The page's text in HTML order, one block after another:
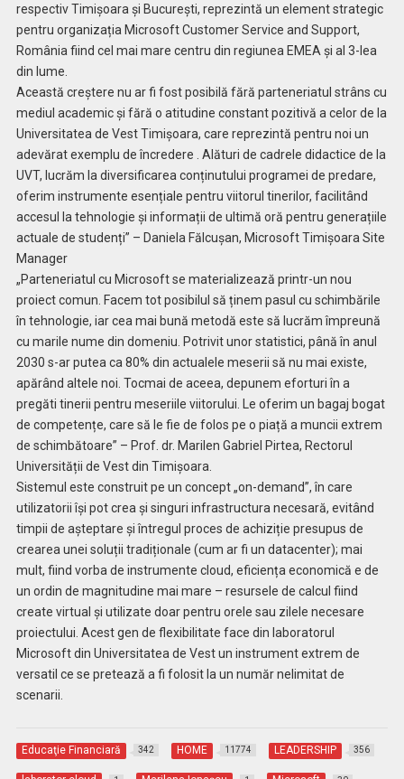
respectiv Timișoara și București, reprezintă un element strategic
pentru organizația Microsoft Customer Service and Support,
România fiind cel mai mare centru din regiunea EMEA și al 3-lea
din lume.
Această creștere nu ar fi fost posibilă fără parteneriatul strâns cu
mediul academic și fără o atitudine constant pozitivă a celor de la
Universitatea de Vest Timișoara, care reprezintă pentru noi un
adevărat exemplu de încredere . Alături de cadrele didactice de la
UVT, lucrăm la diversificarea conținutului programei de predare,
oferim instrumente esențiale pentru viitorul tinerilor, facilitând
accesul la tehnologie și informații de ultimă oră pentru generațiile
actuale de studenți” – Daniela Fălcușan, Microsoft Timișoara Site
Manager
„Parteneriatul cu Microsoft se materializează printr-un nou
proiect comun. Facem tot posibilul să ținem pasul cu schimbările
în tehnologie, iar cea mai bună metodă este să lucrăm împreună
cu marile nume din domeniu. Potrivit unor statistici, până în anul
2030 s-ar putea ca 80% din actualele meserii să nu mai existe,
apărând altele noi. Tocmai de aceea, depunem eforturi în a
pregăti tinerii pentru meseriile viitorului. Le oferim un bagaj bogat
de competențe, care să le fie de folos pe o piață a muncii extrem
de schimbătoare” – Prof. dr. Marilen Gabriel Pirtea, Rectorul
Universității de Vest din Timișoara.
Sistemul este construit pe un concept „on-demand”, în care
utilizatorii își pot crea și singuri infrastructura necesară, evitând
timpii de așteptare și întregul proces de achiziție presupus de
crearea unei soluții tradiționale (cum ar fi un datacenter); mai
mult, fiind vorba de instrumente cloud, eficiența economică e de
un ordin de magnitudine mai mare – resursele de calcul fiind
create virtual și utilizate doar pentru orele sau zilele necesare
proiectului. Acest gen de flexibilitate face din laboratorul
Microsoft din Universitatea de Vest un instrument extrem de
versatil ce se pretează a fi folosit la un număr nelimitat de
scenarii.
Educaţie Financiară 342 HOME 11774 LEADERSHIP 356